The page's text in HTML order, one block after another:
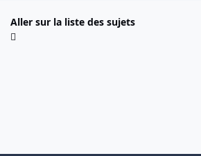
Aller sur la liste des sujets